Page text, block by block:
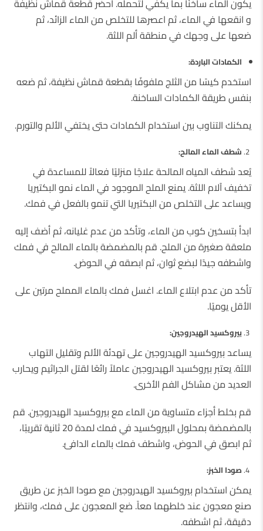
و انقعها في الماء، ثم اعصرها للتخلص من الماء الزائد، ثم
ضعها على وجهك في منطقة ألم اللثة.
الكمادات الباردة:
استخدم كيسًا من الثلج ملفوفًا بقطعة قماش نظيفة، ثم ضعه
بنفس طريقة الكمادات الساخنة.
يمكنك التناوب بين استخدام الكمادات حتى يختفي الألم والتورم.
شطف الماء المالح:
يُعد شطف المياه المالحة علاجًا منزليًا فعالاً للمساعدة في
تخفيف آلام اللثة. يمنع الملح الموجود في الماء نمو البكتيريا
ويساعد على التخلص من البكتيريا التي تنمو بالفعل في فمك.
ابدأ بتسخين كوب من الماء، وتأكد من عدم غليانه، ثم أضف إليه
ملعقة صغيرة من الملح. قم بالمضمضة بالماء المالح في فمك
واشطفه جيدًا لبضع ثوان، ثم ابصقه في الحوض.
تأكد من عدم ابتلاع الماء. اغسل فمك بالماء المملح مرتين على
الأقل يوميًا.
بيروكسيد الهيدروجين:
يساعد بيروكسيد الهيدروجين على تهدئة الألم وتقليل التهاب
اللثة. يعتبر بيروكسيد الهيدروجين عاملاً رائعًا لقتل الجراثيم ويحارب
العديد من مشاكل الفم الأخرى.
قم بخلط أجزاء متساوية من الماء مع بيروكسيد الهيدروجين. قم
بالمضمضة بمحلول البيروكسيد في فمك لمدة 20 ثانية تقريبًا،
ثم ابصق في الحوض، واشطف فمك بالماء الدافئ.
صودا الخبز:
يمكن استخدام بيروكسيد الهيدروجين مع صودا الخبز عن طريق
صنع معجون عند خلطهما معاً. ضع المعجون على فمك، وانتظر
دقيقة، ثم اشطفه.